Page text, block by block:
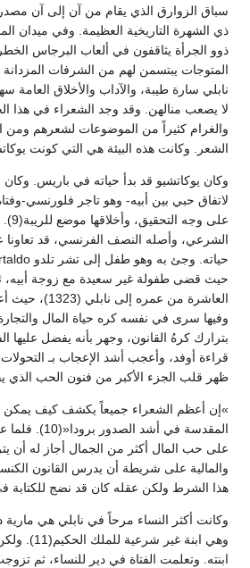
سباق الزوارق الذي يقام من آن إلى آن
ذي الشهرة التاريخية العظيمة. وفي ميدان
ذوو الجرأة يثاقفون في ألعاب البرجاس
المتوجات يبتسمن لهم من الشرفات المزدانة
نابلي سارة طيبة، والآداب والأخلاق العامة
لا يصعب منالهن. وقد وجد الشعراء في هذا
والغرام كثيراً من الموضوعات لشعرهم ومن
الشعر. وكانت هذه البيئة هي التي كونت
وكان يوكاتشيو قد بدأ حياته في باريس.
لاتفاق حبي بين أبيه- وهو تاجر فلورنسي-
على
الشرعي، وأصله النصف الفرنسي، قد تعاونا
حيث قضى طفولة غير سعيدة مع زوجة
العاشرة من عمره
وفيها سرى في نفسه كره حياة المال
بترارك كرهُ القانون، وجهر بأنه يفضل عليها
قراءة أوفد، وأعجب أشد الإعجاب بـ
ظهر قلب الجزء الأكبر من فنون الحب الذي
»إن أعظم الشعراء جميعاً يكشف كيف يمكن
المقدسة في أشد
على حب المال أكثر من الجمال أجاز له أن
والمالية على شريطة أن يدرس القانون
هذا الشرط ولكن عقله كان قد نضج للكتابة
وهي ابنة غير
ابنته. وتعلمت الفتاة في دير للنساء، ثم